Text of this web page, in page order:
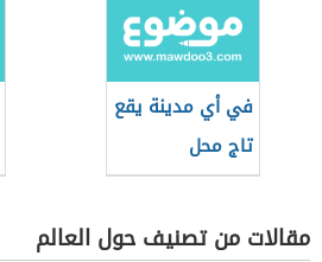
في أي مدينة يقع
تاج محل
مقالات من تصنيف حول العالم